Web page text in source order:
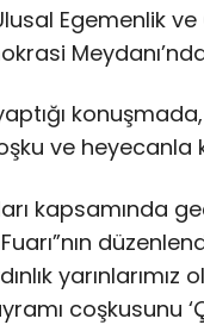
Egemenlik
ve heyecanla
kapsamında
yarınlarımız
coşkusunu